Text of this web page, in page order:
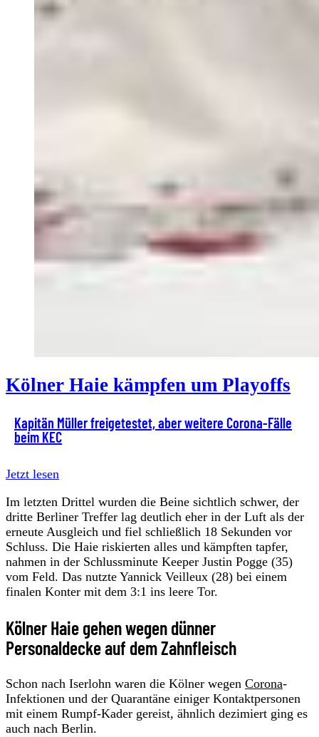
Kölner Haie kämpfen um Playoffs
Kapitän Müller freigetestet, aber weitere Corona-Fälle
beim KEC
Jetzt lesen
Im letzten Drittel wurden die Beine sichtlich schwer, der
dritte Berliner Treffer lag deutlich eher in der Luft als der
erneute Ausgleich und fiel schließlich 18 Sekunden vor
Schluss. Die Haie riskierten alles und kämpften tapfer,
nahmen in der Schlussminute Keeper Justin Pogge (35)
vom Feld. Das nutzte Yannick Veilleux (28) bei einem
finalen Konter mit dem 3:1 ins leere Tor.
Kölner Haie gehen wegen dünner
Personaldecke auf dem Zahnfleisch
Schon nach Iserlohn waren die Kölner wegen Corona-
Infektionen und der Quarantäne einiger Kontaktpersonen
mit einem Rumpf-Kader gereist, ähnlich dezimiert ging es
auch nach Berlin.